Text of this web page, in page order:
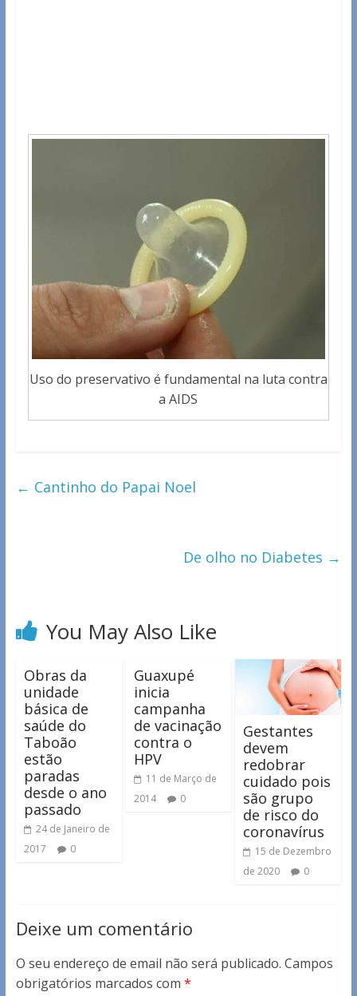
Uso do preservativo é fundamental na luta contra
a AIDS
← Cantinho do Papai Noel
De olho no Diabetes →
You May Also Like
Obras da
unidade
básica de
saúde do
Taboão
estão
paradas
desde o ano
passado
24 de Janeiro de
2017
0
Guaxupé
inicia
campanha
de vacinação
contra o
HPV
11 de Março de
2014
0
Gestantes
devem
redobrar
cuidado pois
são grupo
de risco do
coronavírus
15 de Dezembro
de 2020
0
Deixe um comentário
O seu endereço de email não será publicado. Campos
obrigatórios marcados com *